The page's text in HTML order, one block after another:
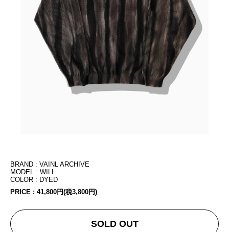
BRAND : VAINL ARCHIVE
MODEL : WILL
COLOR : DYED
PRICE : 41,800円(税3,800円)
SOLD OUT